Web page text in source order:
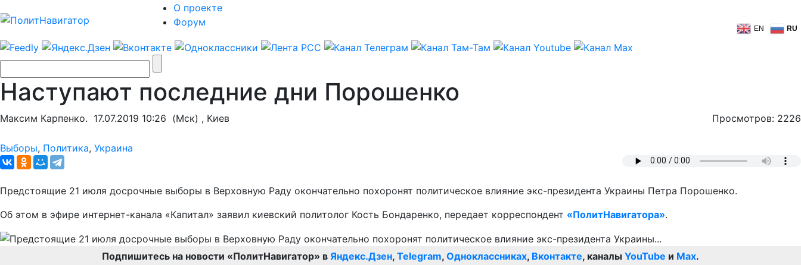
О проекте
Форум
EN RU
Наступают последние дни Порошенко
Максим Карпенко. 17.07.2019 10:26 (Мск) , Киев Просмотров: 2226
Выборы, Политика, Украина
Предстоящие 21 июля досрочные выборы в Верховную Раду окончательно похоронят политическое влияние экс-президента Украины Петра Порошенко.
Об этом в эфире интернет-канала «Капитал» заявил киевский политолог Кость Бондаренко, передает корреспондент «ПолитНавигатора».
Подпишитесь на новости «ПолитНавигатор» в Яндекс.Дзен, Telegram, Одноклассниках, Вконтакте, каналы YouTube и Max.